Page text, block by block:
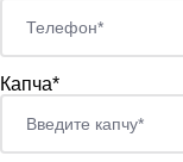
Капча*